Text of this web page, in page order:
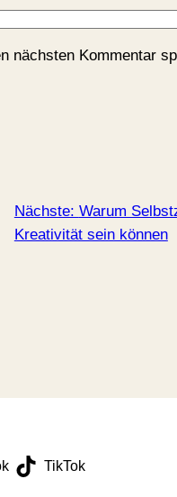
nächsten Kommentar
Nächste: Warum
Kreativität sein können
TikTok